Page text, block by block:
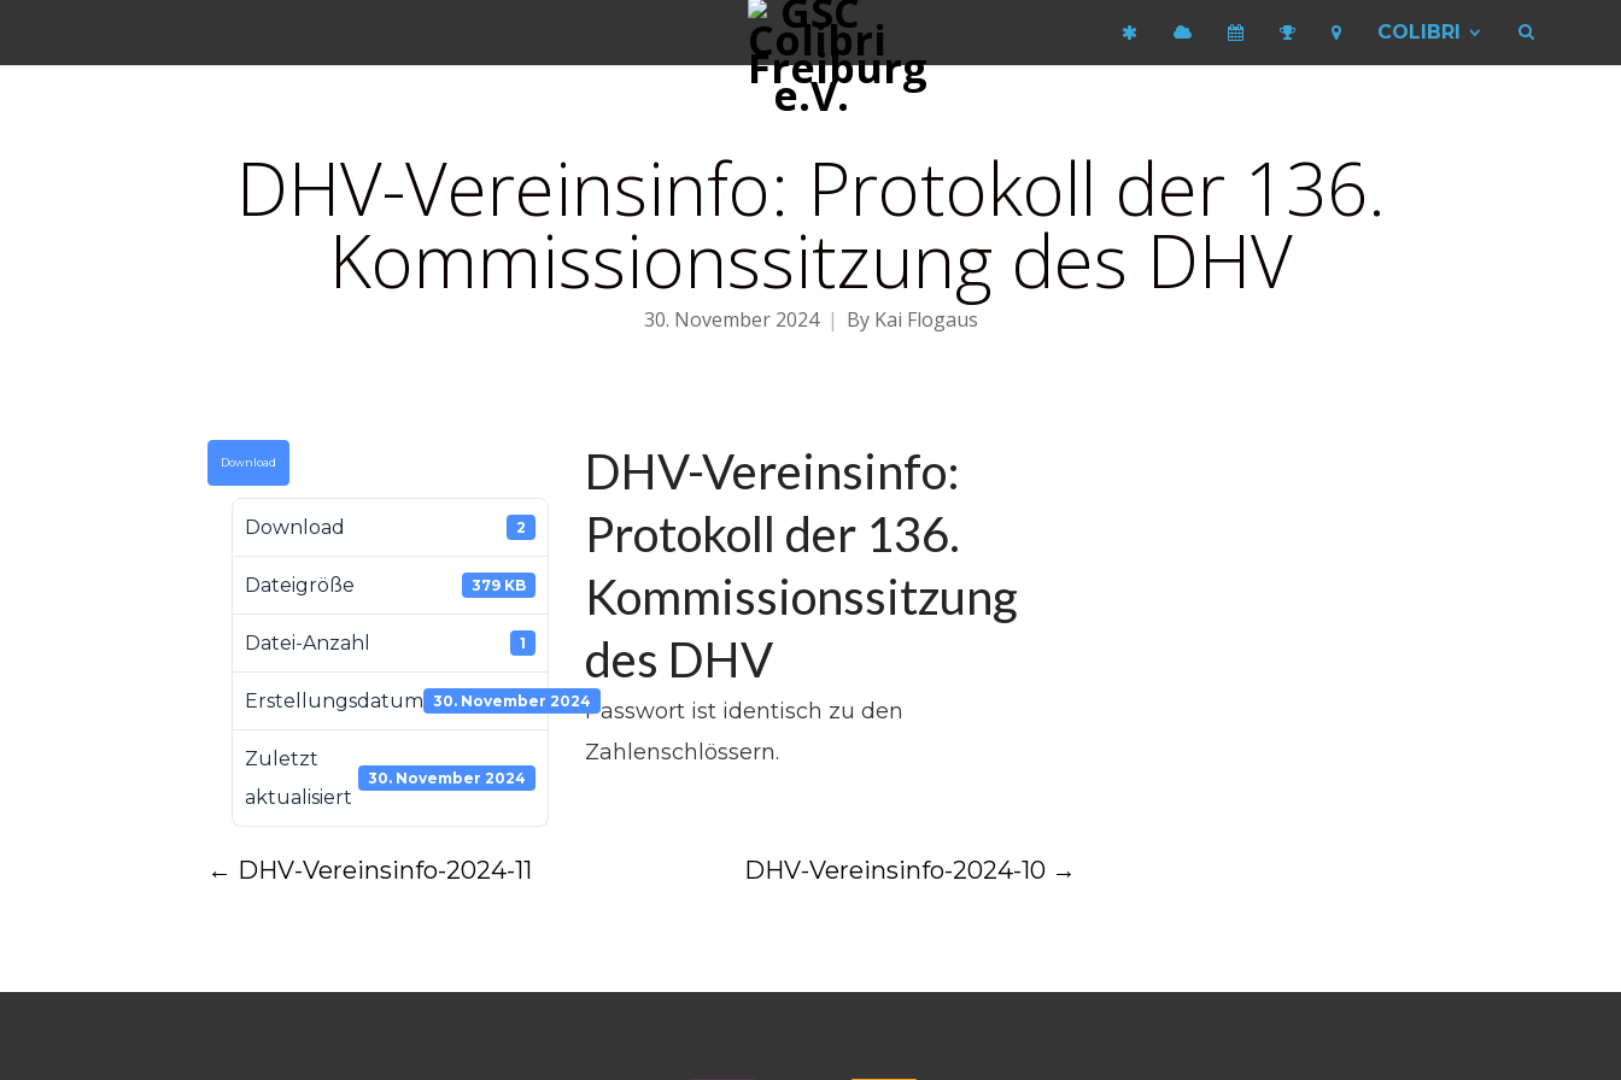
COLIBRI
DHV-Vereinsinfo: Protokoll der 136.
Kommissionssitzung des DHV
30. November 2024 By Kai Flogaus
Download
Download 2
Dateigröße 379 KB
Datei-Anzahl 1
Erstellungsdatum 30. November 2024
Zuletzt
aktualisiert
30. November 2024
DHV-Vereinsinfo:
Protokoll der 136.
Kommissionssitzung
des DHV
Passwort ist identisch zu den
Zahlenschlössern.
Post
← DHV-Vereinsinfo-2024-11 DHV-Vereinsinfo-2024-10 →